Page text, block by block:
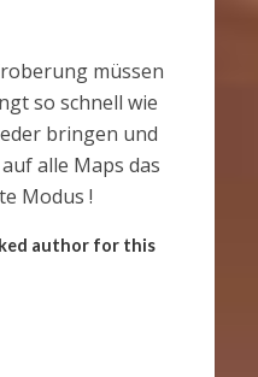
müssen
so schnell wie
bringen und
alle Maps das
Modus !
author for this